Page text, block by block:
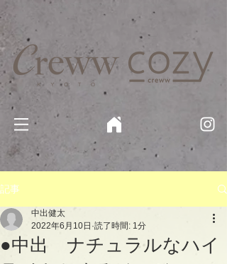
京都・四条 烏丸の美容室・美容院【Creww KYOTO (クルー)】【cozy creww(コージークルー)】 京都市 ヘ
記事
●中出 ナチュラルなハイ
中出健太
2022年6月10日 読了時間: 1分